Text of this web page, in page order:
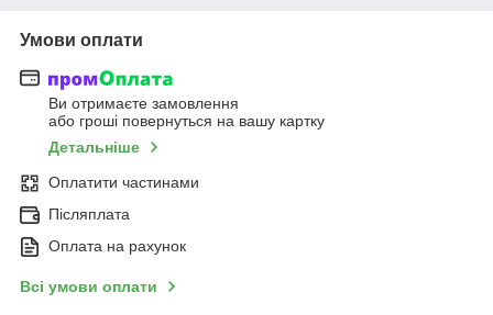
Умови оплати
Ви отримаєте замовлення
або гроші повернуться на вашу картку
Детальніше
Оплатити частинами
Післяплата
Оплата на рахунок
Всі умови оплати